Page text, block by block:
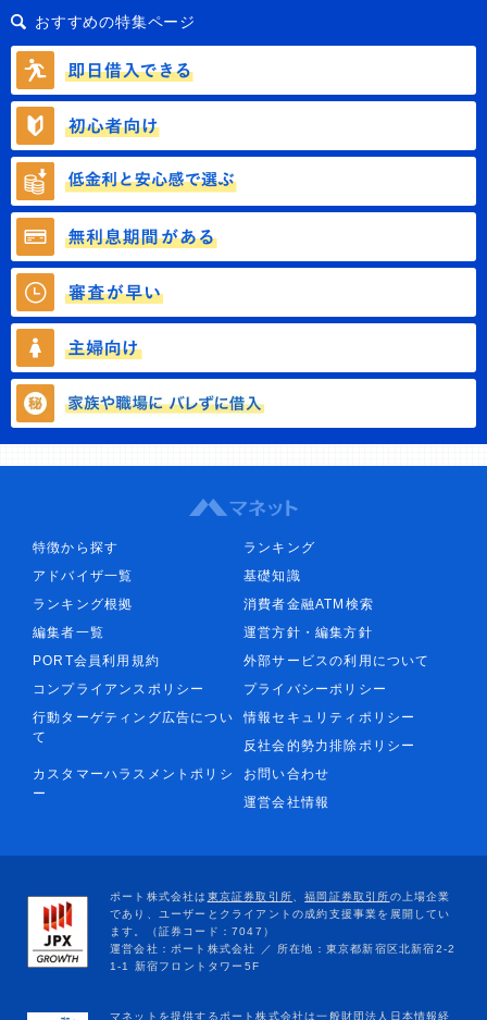
おすすめの特集ページ
特徴から探す
ランキング
アドバイザ一覧
基礎知識
ランキング根拠
消費者金融ATM検索
編集者一覧
運営方針・編集方針
PORT会員利用規約
外部サービスの利用について
コンプライアンスポリシー
プライバシーポリシー
行動ターゲティング広告につい
て
情報セキュリティポリシー
反社会的勢力排除ポリシー
カスタマーハラスメントポリシ
ー
お問い合わせ
運営会社情報